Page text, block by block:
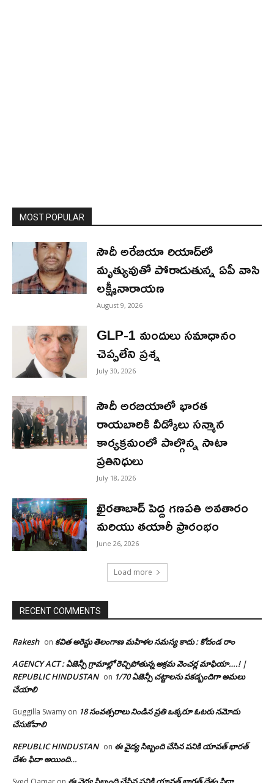
MOST POPULAR
సౌదీ అరేబియా రియాద్‌లో
మృత్యువుతో పోరాడుతున్న ఏపీ వాసి
లక్ష్మీనారాయణ
August 9, 2026
GLP-1 మందులు సమాధానం
చెప్పలేని ప్రశ్న
July 30, 2026
సౌదీ అరబియాలో భారత
రాయబారికి వీడ్కోలు సన్మాన
కార్యక్రమంలో పాల్గొన్న సాటా
ప్రతినిధులు
July 18, 2026
ఖైరతాబాద్ పెద్ద గణపతి అవతారం
మరియు తయారీ ప్రారంభం
June 26, 2026
Load more
RECENT COMMENTS
Rakesh on కవిత అరెస్టు తెలంగాణ మహిళల సమస్య కాదు : కోదండ రాం
AGENCY ACT : ఏజెన్సీ గ్రామాల్లో రెచ్చిపోతున్న అక్రమ వెంచర్ల మాఫియా….! |
REPUBLIC HINDUSTAN on 1/70 ఏజెన్సీ చట్టాలను పకడ్బందిగా అమలు
చేయాలి
Guggilla Swamy on 18 సంవత్సరాలు నిండిన ప్రతి ఒక్కరూ ఓటరు నమోదు
చేసుకోవాలి
REPUBLIC HINDUSTAN on ఈ వైద్య సిబ్బంది చేసిన పనికి యావత్ భారత్
దేశం ఫిదా అయింది…